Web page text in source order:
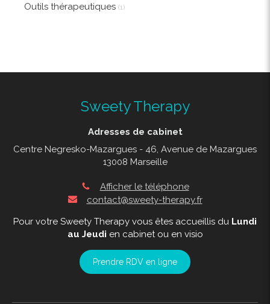
Outils thérapeutiques (1)
Sweety Therapy
Adresses de cabinet
Centre Negresko-Mazargues - 46, Avenue de Mazargues
13008 Marseille
Afficher le téléphone
contact@sweety-therapy.fr
Pour votre Sweety Therapy vous êtes accueillis du Lundi
au Jeudi en cabinet ou en visio
Prendre RDV en ligne